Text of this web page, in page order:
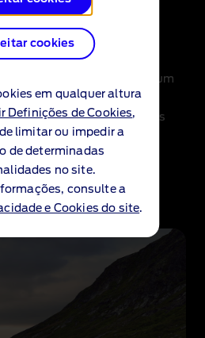
cookies
em qualquer altura
Definições de Cookies,
limitar ou impedir a
de determinadas
no site.
consulte a
e Cookies do site.
FordNetwork x
Charge Network x Octopus
seu Explorer em qualquer um
de carregamento
de 30 países europeus. Os
podem ser encontrados
veículo e da aplicação
também pode ativar e
públicos.